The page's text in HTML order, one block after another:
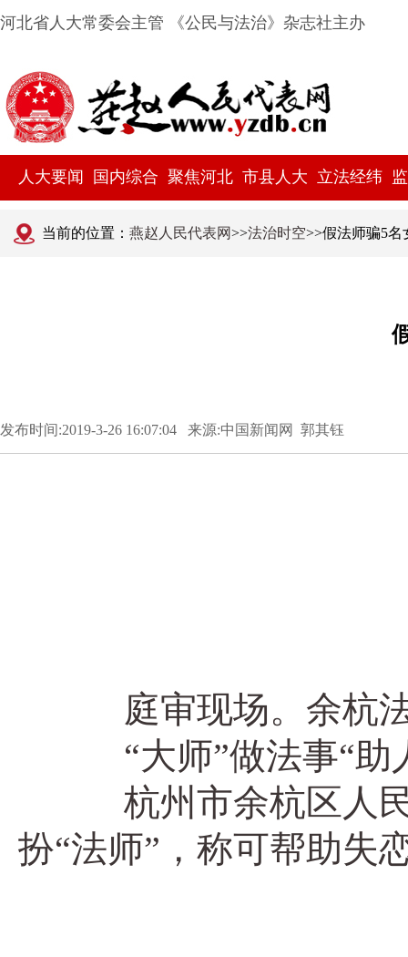
河北省人大常委会主管 《公民与法治》杂志社主办
人大要闻 国内综合 聚焦河北 市县人大 立法经纬
当前的位置： 燕赵人民代表网>>法治时空>>假法师骗5名
发布时间:2019-3-26 16:07:04 来源:中国新闻网 郭其钰
庭审现场。余杭
“大师”做法事“助
杭州市余杭区人民
扮“法师”，称可帮助失